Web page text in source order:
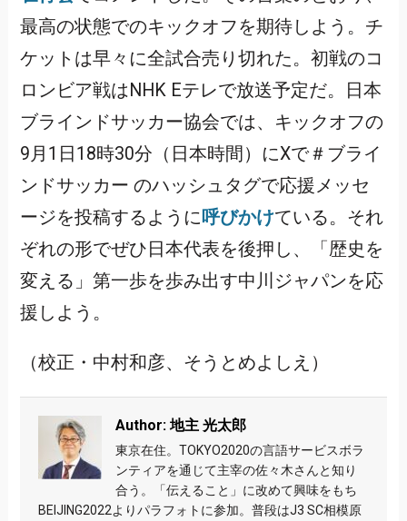
最高の状態でのキックオフを期待しよう。チ
ケットは早々に全試合売り切れた。初戦のコ
ロンビア戦はNHK Eテレで放送予定だ。日本
ブラインドサッカー協会では、キックオフの
9月1日18時30分（日本時間）にXで＃ブライ
ンドサッカー のハッシュタグで応援メッセ
ージを投稿するように呼びかけている。それ
ぞれの形でぜひ日本代表を後押し、「歴史を
変える」第一歩を歩み出す中川ジャパンを応
援しよう。
（校正・中村和彦、そうとめよしえ）
Author: 地主 光太郎
東京在住。TOKYO2020の言語サービスボラ
ンティアを通じて主宰の佐々木さんと知り
合う。「伝えること」に改めて興味をもち
BEIJING2022よりパラフォトに参加。普段はJ3 SC相模原